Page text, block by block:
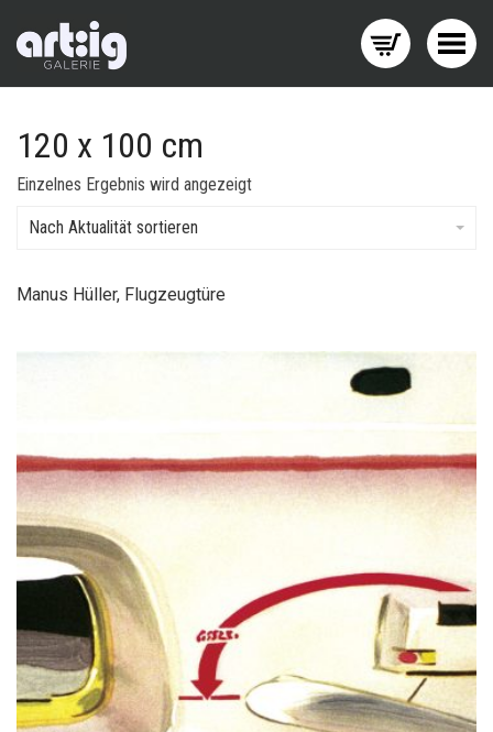
Menü wechseln
120 x 100 cm
Einzelnes Ergebnis wird angezeigt
Nach Aktualität sortieren
Manus Hüller, Flugzeugtüre